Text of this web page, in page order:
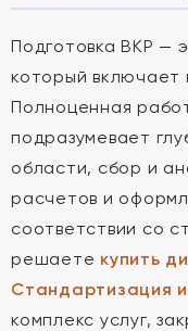
Подготовка ВКР —
который включает
Полноценная
подразумевает
области, сбор и
расчетов и
соответствии со
решаете купить
Стандартизация
комплекс услуг,